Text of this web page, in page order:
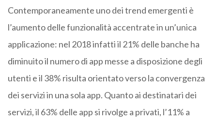
Contemporaneamente uno dei trend emergenti è
l’aumento delle funzionalità accentrate in un’unica
applicazione: nel 2018 infatti il 21% delle banche ha
diminuito il numero di app messe a disposizione degli
utenti e il 38% risulta orientato verso la convergenza
dei servizi in una sola app. Quanto ai destinatari dei
servizi, il 63% delle app si rivolge a privati, l’11% a